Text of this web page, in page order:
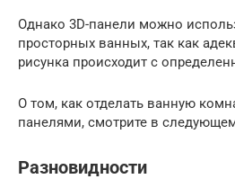
Однако 3D-панели можно
просторных ванных, так как
рисунка происходит с
О том, как отделать ванную
панелями, смотрите в
Разновидности